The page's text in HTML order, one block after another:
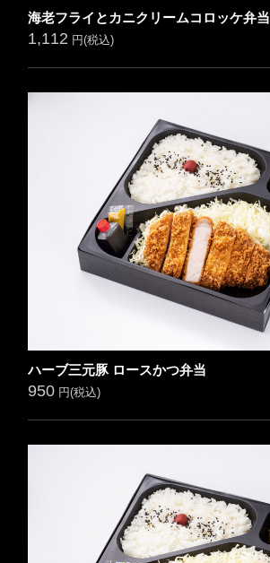
海老フライとカニクリームコロッケ弁当
1,112 円(税込)
ハーブ三元豚 ロースかつ弁当
950 円(税込)